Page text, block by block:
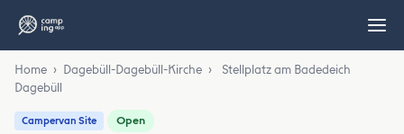
Home › Dagebüll-Dagebüll-Kirche ›
Stellplatz am Badedeich
Dagebüll
Campervan Site Open